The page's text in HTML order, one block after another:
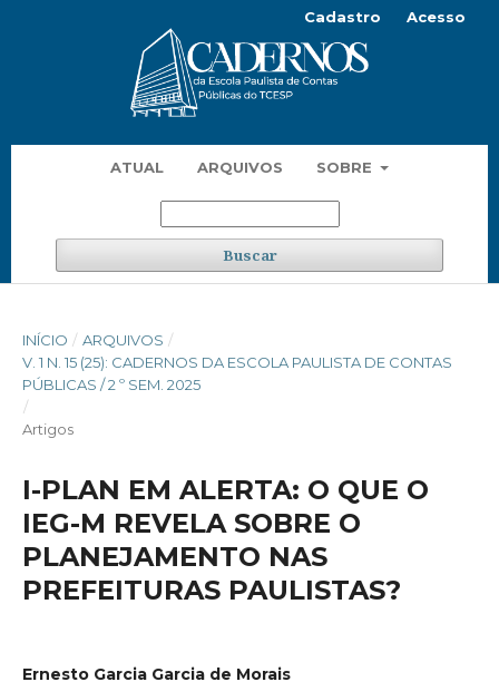
ATUAL ARQUIVOS SOBRE
Buscar
Cadastro Acesso
INÍCIO / ARQUIVOS /
V. 1 N. 15 (25): CADERNOS DA ESCOLA PAULISTA DE CONTAS
PÚBLICAS / 2 º SEM. 2025
/
Artigos
I-PLAN EM ALERTA: O QUE O
IEG-M REVELA SOBRE O
PLANEJAMENTO NAS
PREFEITURAS PAULISTAS?
Ernesto Garcia Garcia de Morais